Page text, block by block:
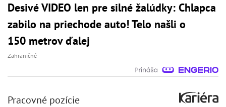
Desivé VIDEO len pre silné žalúdky: Chlapca
zabilo na priechode auto! Telo našli o
150 metrov ďalej
Zahraničné
Pracovné pozície